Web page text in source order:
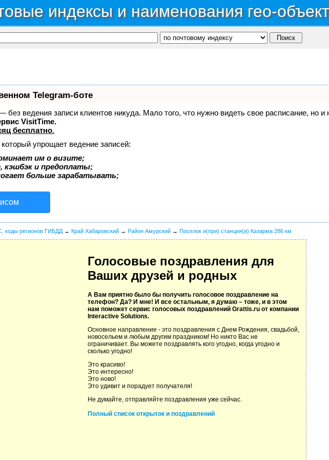
индексы и наименования гео-
Telegram-боте
без ведения записи клиентов никуда. Мало того, что нужно видеть свое расписание,
VisitTime.
бесплатно.
упрощает ведение записей:
им о визите;
кэшбэк и предоплаты;
больше зарабатывать;
коды регионов ГИБДД → Край Хабаровский → Район Амурский → Поселок и(при) станция(и) Казарма 286 км
Голосовые поздравления для
Ваших друзей и родных
А Вам приятно было бы получить голосовое поздравление на
телефон? Да? И мне! И все остальным, я думаю – тоже, и в этом
нам поможет сервис голосовых поздравлений Grattis.ru от компании
Interactive Solutions.
Основное направление - это поздравления с Днем Рождения, свадьбой,
новосельем и любым другим праздником! Но никто Вас не
ограничивает. Вы можете поздравлять кого угодно, когда угодно и
сколько угодно!
Это красиво!
Это интересно!
Это ново!
Это удивит и порадует получателя!
Не думайте, отправляйте поздравления уже сейчас.
Полный список открыток и поздравлений